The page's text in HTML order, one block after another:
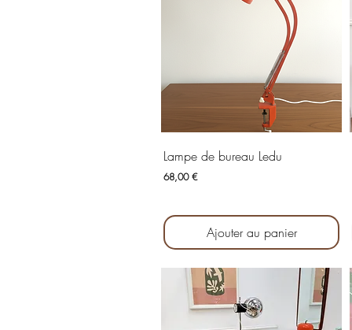
Aperçu rapide
Lampe de bureau Ledu
Prix
68,00 €
Ajouter au panier